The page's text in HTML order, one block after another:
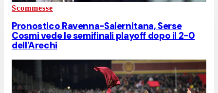
Scommesse
Pronostico Ravenna-Salernitana, Serse
Cosmi vede le semifinali playoff dopo il 2-0
dell'Arechi